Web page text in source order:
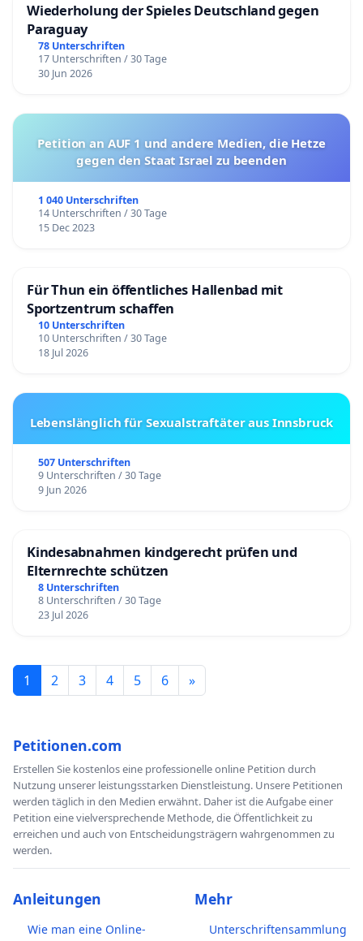
Wiederholung der Spieles Deutschland gegen
Paraguay
78 Unterschriften
17 Unterschriften / 30 Tage
30 Jun 2026
Petition an AUF 1 und andere Medien, die Hetze
gegen den Staat Israel zu beenden
1 040 Unterschriften
14 Unterschriften / 30 Tage
15 Dec 2023
Für Thun ein öffentliches Hallenbad mit
Sportzentrum schaffen
10 Unterschriften
10 Unterschriften / 30 Tage
18 Jul 2026
Lebenslänglich für Sexualstraftäter aus Innsbruck
507 Unterschriften
9 Unterschriften / 30 Tage
9 Jun 2026
Kindesabnahmen kindgerecht prüfen und
Elternrechte schützen
8 Unterschriften
8 Unterschriften / 30 Tage
23 Jul 2026
1 2 3 4 5 6 »
Petitionen.com
Erstellen Sie kostenlos eine professionelle online Petition durch
Nutzung unserer leistungsstarken Dienstleistung. Unsere Petitionen
werden täglich in den Medien erwähnt. Daher ist die Aufgabe einer
Petition eine vielversprechende Methode, die Öffentlichkeit zu
erreichen und auch von Entscheidungsträgern wahrgenommen zu
werden.
Anleitungen
Wie man eine Online-
Mehr
Unterschriftensammlung